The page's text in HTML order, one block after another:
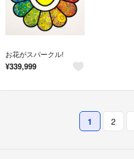
お花がスパークル!
¥339,999
1 2